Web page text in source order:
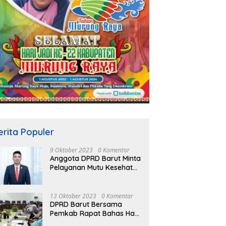
Populer
9 Oktober 2023 0 Komentar
Anggota DPRD Barut Minta
Pelayanan Mutu Kesehatan
13 Oktober 2023 0 Komentar
DPRD Barut Bersama
Pemkab Rapat Bahas Hasil